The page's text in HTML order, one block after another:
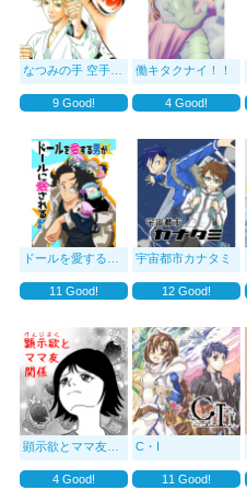
なつみの手 空手女子のお稽古日記
9Good!
働キタクナイ！！
4Good!
ドールを愛する男がドールに愛される話
11 Good!
宇宙都市カナタミ
12Good!
顕示欲とママ友関係
4Good!
C・I
11 Good!